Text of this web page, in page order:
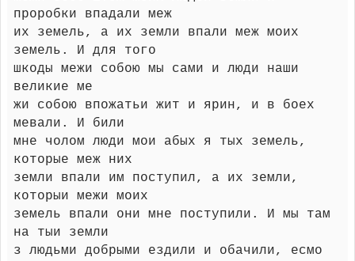
проробки впадали меж
их земель, а их земли впали меж моих
земель. И для того
шкоды межи собою мы сами и люди наши
великие ме
жи собою впожатьи жит и ярин, и в боех
мевали. И били
мне чолом люди мои абых я тых земель,
которые меж них
земли впали им поступил, а их земли,
которыи межи моих
земель впали они мне поступили. И мы там
на тыи земли
з людьми добрыми ездили и обачили, есмо